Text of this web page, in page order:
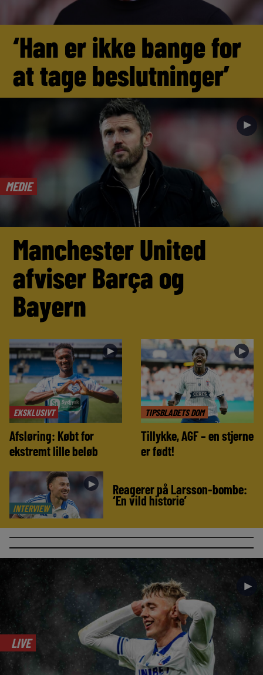
‘Han er ikke bange for
at tage beslutninger’
MEDIE
►
Manchester United
afviser Barça og
Bayern
EKSKLUSIVT
►
Afsløring: Købt for
ekstremt lille beløb
TIPSBLADETS DOM
►
Tillykke, AGF – en stjerne
er født!
INTERVIEW
► Reagerer på Larsson-bombe:
‘En vild historie’
►
LIVE